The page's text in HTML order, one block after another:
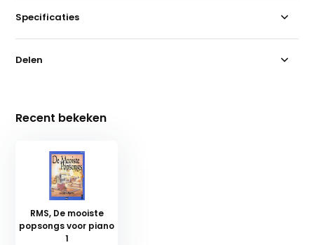
Specificaties
Delen
Recent bekeken
RMS, De mooiste
popsongs voor piano
1